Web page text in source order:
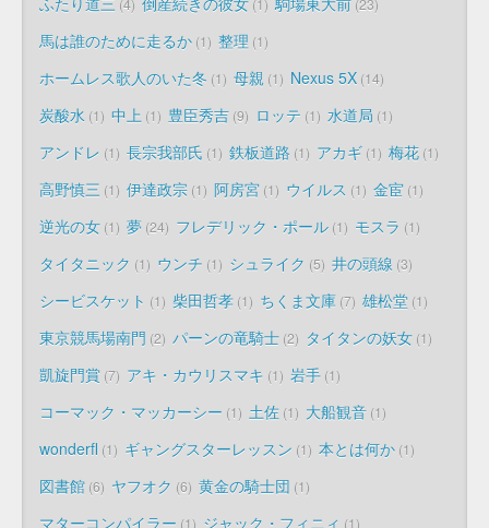
4 1 23
馬は誰のために走るか 1 整理 1
ホームレス歌人のいた冬 1 母親 1 Nexus 5X 14
炭酸水 1 中上 1 豊臣秀吉 9 ロッテ 1 水道局 1
アンドレ 1 長宗我部氏 1 鉄板道路 1 アカギ 1 梅花 1
高野慎三 1 伊達政宗 1 阿房宮 1 ウイルス 1 金宦 1
逆光の女 1 夢 24 フレデリック・ポール 1 モスラ 1
タイタニック 1 ウンチ 1 シュライク 5 井の頭線 3
シービスケット 1 柴田哲孝 1 ちくま文庫 7 雄松堂 1
東京競馬場南門 2 パーンの竜騎士 2 タイタンの妖女 1
凱旋門賞 7 アキ・カウリスマキ 1 岩手 1
コーマック・マッカーシー 1 土佐 1 大船観音 1
wonderfl 1 ギャングスターレッスン 1 本とは何か 1
図書館 6 ヤフオク 6 黄金の騎士団 1
マターコンパイラー 1 ジャック・フィニィ 1